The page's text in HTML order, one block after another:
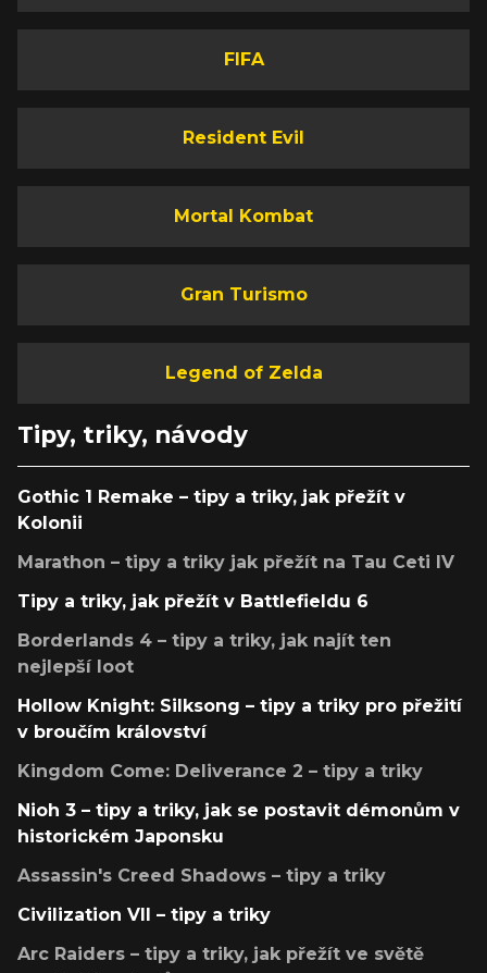
FIFA
Resident Evil
Mortal Kombat
Gran Turismo
Legend of Zelda
Tipy, triky, návody
Gothic 1 Remake – tipy a triky, jak přežít v
Kolonii
Marathon – tipy a triky jak přežít na Tau Ceti IV
Tipy a triky, jak přežít v Battlefieldu 6
Borderlands 4 – tipy a triky, jak najít ten
nejlepší loot
Hollow Knight: Silksong – tipy a triky pro přežití
v broučím království
Kingdom Come: Deliverance 2 – tipy a triky
Nioh 3 – tipy a triky, jak se postavit démonům v
historickém Japonsku
Assassin's Creed Shadows – tipy a triky
Civilization VII – tipy a triky
Arc Raiders – tipy a triky, jak přežít ve světě